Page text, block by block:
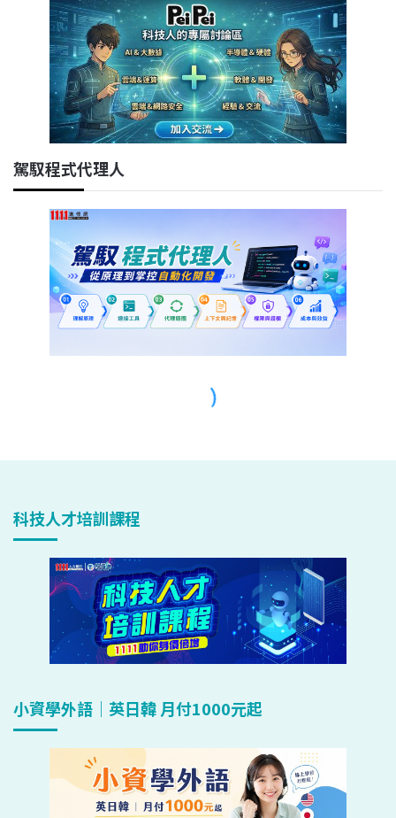
科技人才培訓課程
小資學外語｜英日韓 月付1000元起